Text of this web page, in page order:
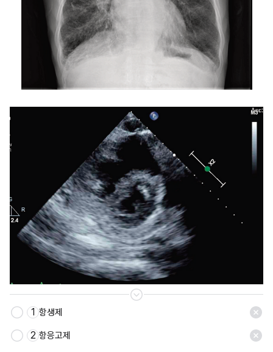
저장
1 항생제
2 항응고제